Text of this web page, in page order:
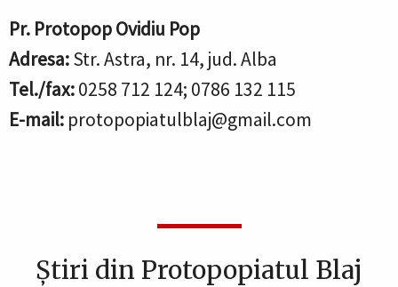
Pr. Protopop Ovidiu Pop
Adresa:Str. Astra, nr. 14, jud. Alba
Tel./fax:0258 712 124; 0786 132 115
E-mail: protopopiatulblaj@gmail.com
Știri din Protopopiatul Blaj